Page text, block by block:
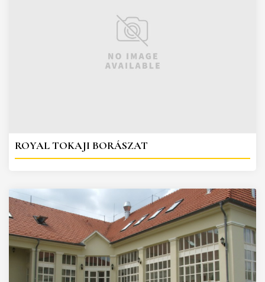
ROYAL TOKAJI BORÁSZAT